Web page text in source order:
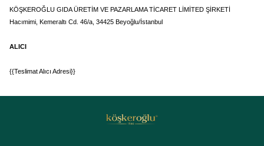
KÖŞKEROĞLU GIDA ÜRETİM VE PAZARLAMA TİCARET LİMİTED ŞİRKETİ
Hacımimi, Kemeraltı Cd. 46/a, 34425 Beyoğlu/İstanbul
ALICI
{{Teslimat Alıcı Adresi}}